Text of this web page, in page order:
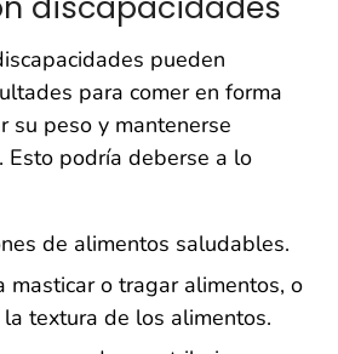
pueden
para comer en forma
su peso y mantenerse
Esto podría deberse a lo
de alimentos saludables.
masticar o tragar alimentos, o
textura de los alimentos.